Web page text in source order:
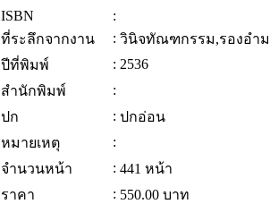
ISBN
:
ที่ระลึกจากงาน
: วินิจทัณฑกรรม,รองอำ
ปีที่พิมพ์
: 2536
สำนักพิมพ์
:
ปก
: ปกอ่อน
หมายเหตุ
:
จำนวนหน้า
: 441 หน้า
ราคา
: 550.00 บาท